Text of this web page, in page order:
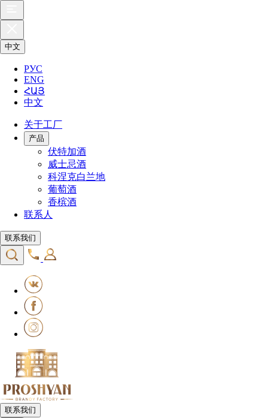
中文
РУС
ENG
ՀԱՅ
中文
关于工厂
产品
伏特加酒
威士忌酒
科涅克白兰地
葡萄酒
香槟酒
联系人
联系我们
联系我们